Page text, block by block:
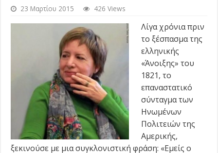
23 Μαρτίου 2015 426 Views
Λίγα χρόνια πριν
το ξέσπασμα της
ελληνικής
«Άνοιξης» του
1821, το
επαναστατικό
σύνταγμα των
Ηνωμένων
Πολιτειών της
Αμερικής,
ξεκινούσε με μια συγκλονιστική φράση: «Εμείς ο